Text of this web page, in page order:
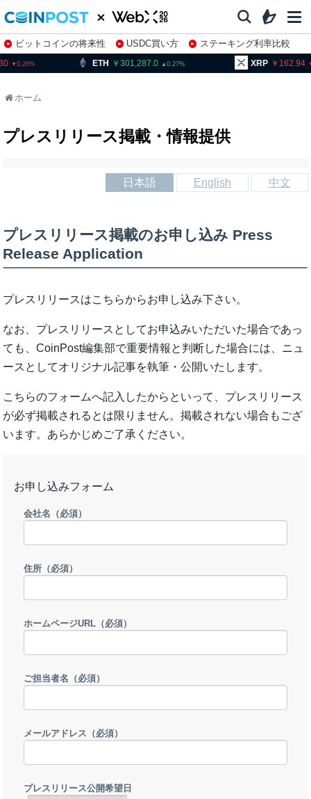
ビットコインの将来性 USDC買い方
ステーキング利率比較
株特集・関連銘柄
ETH 301,287.0 0.27 XRP 1.35
ホーム
プレスリリース掲載・情報提供
日本語 English 中文
プレスリリース掲載のお申し込み Press
Release Application
プレスリリースはこちらからお申し込み下さい。
なお、プレスリリースとしてお申込みいただいた場合であっ
ても、CoinPost編集部で重要情報と判断した場合には、ニュ
ースとしてオリジナル記事を執筆・公開いたします。
こちらのフォームへ記入したからといって、プレスリリース
が必ず掲載されるとは限りません。掲載されない場合もござ
います。あらかじめご了承ください。
お申し込みフォーム
会社名 （必須）
住所（必須）
ホームページURL（必須）
ご担当者名 （必須）
メールアドレス （必須）
プレスリリース公開希望日